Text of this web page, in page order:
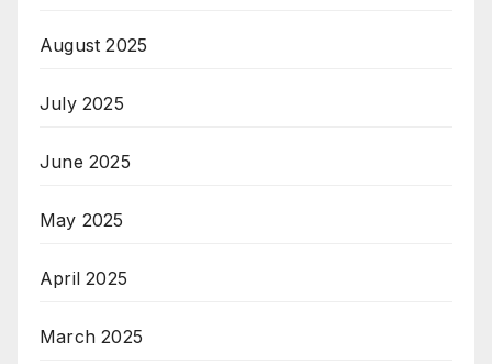
August 2025
July 2025
June 2025
May 2025
April 2025
March 2025